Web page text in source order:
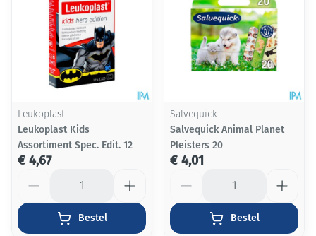
Leukoplast
Leukoplast Kids
Assortiment Spec. Edit. 12
€ 4,67
Bestel
Salvequick
Salvequick Animal Planet
Pleisters 20
€ 4,01
Bestel